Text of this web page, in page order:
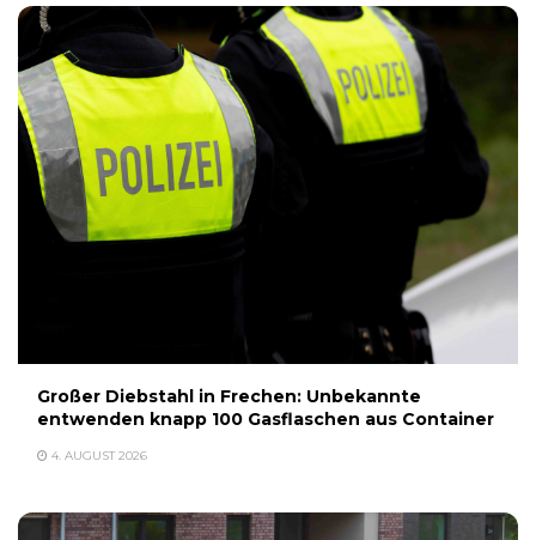
Großer Diebstahl in Frechen: Unbekannte
entwenden knapp 100 Gasflaschen aus Container
4. AUGUST 2026